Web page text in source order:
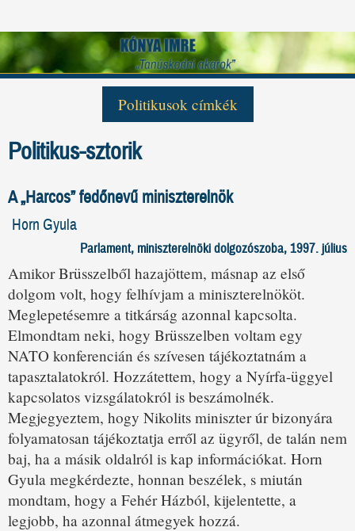
Politikusok címkék
Gulyás Gergely Helmut Kohl
Medgyessy Péter Mihail Gorbacsov Orbán Viktor
Pozsgay Imre
Szili Katalin
Tölgyessy Péter Torgyán József
Politikus-sztorik
A „Harcos” fedőnevű miniszterelnök
Horn Gyula
Parlament, miniszterelnöki dolgozószoba, 1997. július
Amikor Brüsszelből hazajöttem, másnap az első
dolgom volt, hogy felhívjam a miniszterelnököt.
Meglepetésemre a titkárság azonnal kapcsolta.
Elmondtam neki, hogy Brüsszelben voltam egy
NATO konferencián és szívesen tájékoztatnám a
tapasztalatokról. Hozzátettem, hogy a Nyírfa-üggyel
kapcsolatos vizsgálatokról is beszámolnék.
Megjegyeztem, hogy Nikolits miniszter úr bizonyára
folyamatosan tájékoztatja erről az ügyről, de talán nem
baj, ha a másik oldalról is kap információkat. Horn
Gyula megkérdezte, honnan beszélek, s miután
mondtam, hogy a Fehér Házból, kijelentette, a
legjobb, ha azonnal átmegyek hozzá.